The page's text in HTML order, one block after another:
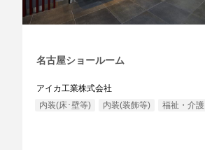
名古屋ショールーム
アイカ工業株式会社
内装(床･壁等)
内装(装飾等) 福祉・介護